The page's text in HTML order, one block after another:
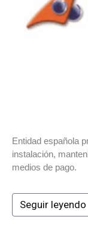
Entidad española
instalación,
medios de pago.
Seguir leyendo